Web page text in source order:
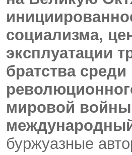
социализма,
эксплуатации
братства
мировой
буржуазные